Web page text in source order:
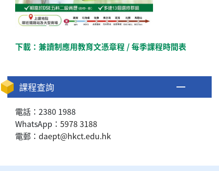
下載： 兼讀制應用教育文憑章程 /每季課程時間表
課程查詢
電話：2380 1988
WhatsApp： 5978 3188
電郵： daept@hkct.edu.hk